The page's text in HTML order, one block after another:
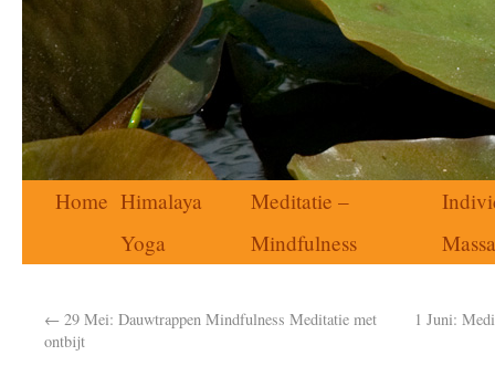
Home Himalaya
Yoga
Meditatie –
Mindfulness
← 29 Mei: Dauwtrappen Mindfulness Meditatie met
ontbijt
1 Juni: